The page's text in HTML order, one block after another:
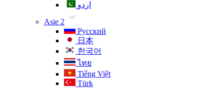
اردو
Asie 2
Русский
日本
한국어
ไทย
Tiếng Việt
Türk